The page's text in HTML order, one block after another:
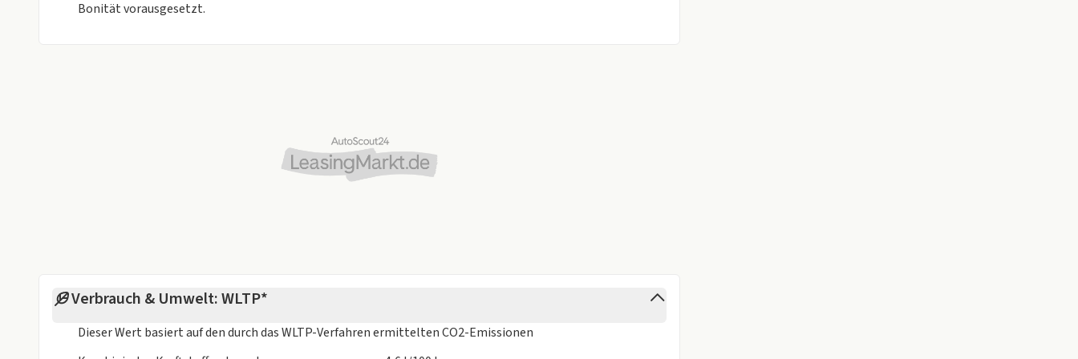
Bonität vorausgesetzt.
Verbrauch & Umwelt: WLTP*
Dieser Wert basiert auf den durch dasWLTP-Verfahrenermittelten CO2-Emissionen